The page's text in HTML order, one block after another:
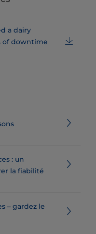
a dairy
of downtime
: un
la fiabilité
– gardez le